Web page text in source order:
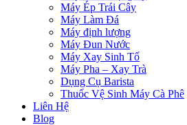
Máy Ép Trái Cây
Máy Làm Đá
Máy định lượng
Máy Đun Nước
Máy Xay Sinh Tố
Máy Pha – Xay Trà
Dụng Cụ Barista
Thuốc Vệ Sinh Máy Cà Phê
Liên Hệ
Blog